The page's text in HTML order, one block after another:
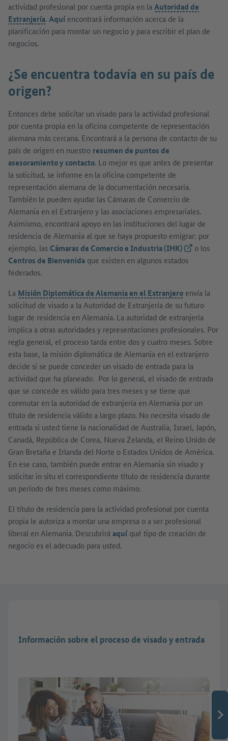
actividad profesional por cuenta propia en la Autoridad de
Extranjería.Aquíencontrará información acerca de la
planificación para montar un negocio y para escribir el plan de
negocios.
¿Se encuentra todavía en su país de
origen?
Entonces debe solicitar un visado para la actividad profesional
por cuenta propia en la oficina competente de representación
alemana más cercana. Encontrará a la persona de contacto de su
país de origen en nuestro resumen de puntos de
asesoramiento y contacto. Lo mejor es que antes de presentar
la solicitud, se informe en la oficina competente de
representación alemana de la documentación necesaria.
También le pueden ayudar las Cámaras de Comercio de
Alemania en el Extranjero y las asociaciones empresariales.
Asimismo, encontrará apoyo en las instituciones del lugar de
residencia de Alemania al que se haya propuesto emigrar: por
ejemplo, las Cámaras de Comercio e Industria (IHK)(Linko los
Centros de Bienvenida que existen en algunos estados
federados.
La Misión Diplomática de Alemania en el Extranjero envía la
solicitud de visado a la Autoridad de Extranjería de su futuro
lugar de residencia en Alemania. La autoridad de extranjería
implica a otras autoridades y representaciones profesionales. Por
regla general, el proceso tarda entre dos y cuatro meses. Sobre
esta base, la misión diplomática de Alemania en el extranjero
decide si se puede conceder un visado de entrada para la
actividad que ha planeado. Por lo general, el visado de entrada
que se concede es válido para tres meses y se tiene que
conmutar en la autoridad de extranjería en Alemania por un
título de residencia válido a largo plazo. No necesita visado de
entrada si usted tiene la nacionalidad de Australia, Israel, Japón,
Canadá, República de Corea, Nueva Zelanda, el Reino Unido de
Gran Bretaña e Irlanda del Norte o Estados Unidos de América.
En ese caso, también puede entrar en Alemania sin visado y
solicitar in situ el correspondiente título de residencia durante
un período de tres meses como máximo.
El título de residencia para la actividad profesional por cuenta
propia le autoriza a montar una empresa o a ser profesional
liberal en Alemania. Descubrirá aquíqué tipo de creación de
negocio es el adecuado para usted.
Información sobre el proceso de visado y entrada